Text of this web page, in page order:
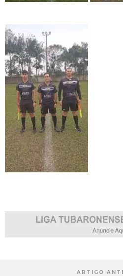
ARTIGO